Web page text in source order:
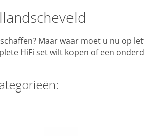
Maar waar moet u nu op
HiFi set wilt kopen of een